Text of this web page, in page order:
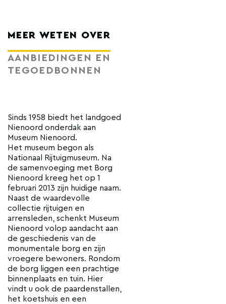
MEER WETEN OVER
AANBIEDINGEN EN
TEGOEDBONNEN
Sinds 1958 biedt het landgoed
Nienoord onderdak aan
Museum Nienoord.
Het museum begon als
Nationaal Rijtuigmuseum. Na
de samenvoeging met Borg
Nienoord kreeg het op 1
februari 2013 zijn huidige naam.
Naast de waardevolle
collectie rijtuigen en
arrensleden, schenkt Museum
Nienoord volop aandacht aan
de geschiedenis van de
monumentale borg en zijn
vroegere bewoners. Rondom
de borg liggen een prachtige
binnenplaats en tuin. Hier
vindt u ook de paardenstallen,
het koetshuis en een